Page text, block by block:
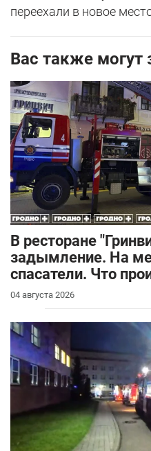
переехали в новое
Вас также могут
В ресторане
задымление. На
спасатели. Что
04 августа 2026